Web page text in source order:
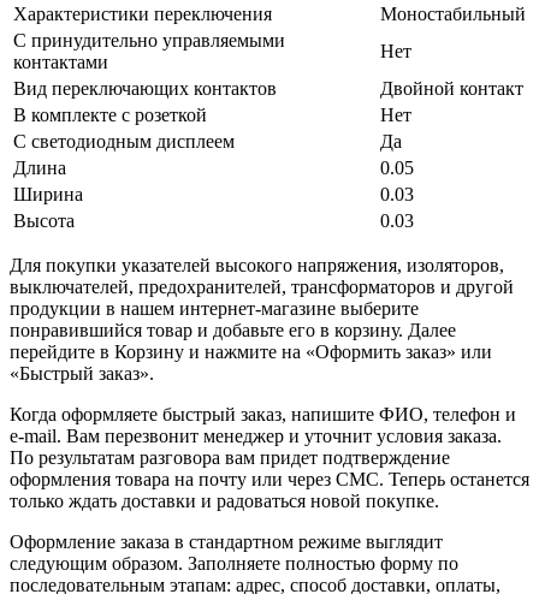
Характеристики переключения
Моностабильный
С принудительно управляемыми
контактами
Нет
Вид переключающих контактов
Двойной контакт
В комплекте с розеткой
Нет
С светодиодным дисплеем
Да
Длина
0.05
Ширина
0.03
Высота
0.03
Для покупки указателей высокого напряжения, изоляторов,
выключателей, предохранителей, трансформаторов и другой
продукции в нашем интернет-магазине выберите
понравившийся товар и добавьте его в корзину. Далее
перейдите в Корзину и нажмите на «Оформить заказ» или
«Быстрый заказ».
Когда оформляете быстрый заказ, напишите ФИО, телефон и
e-mail. Вам перезвонит менеджер и уточнит условия заказа.
По результатам разговора вам придет подтверждение
оформления товара на почту или через СМС. Теперь останется
только ждать доставки и радоваться новой покупке.
Оформление заказа в стандартном режиме выглядит
следующим образом. Заполняете полностью форму по
последовательным этапам: адрес, способ доставки, оплаты,